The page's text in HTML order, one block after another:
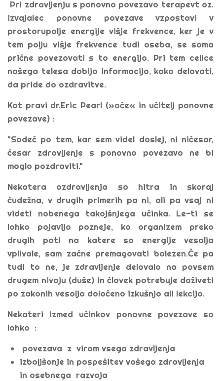
Pri zdravljenju s ponovno povezavo terapevt oz.
izvajalec ponovne povezave vzpostavi v
prostorupolje energije višje frekvence, ker je v
tem polju višje frekvence tudi oseba, se sama
prične povezovati s to energijo. Pri tem celice
našega telesa dobijo informacijo, kako delovati,
da pride do ozdravitve.
Kot pravi dr.Eric Pearl (»oče« in učitelj ponovne
povezave) :
"Sodeč po tem, kar sem videl doslej, ni ničesar,
česar zdravljenje s ponovno povezavo ne bi
moglo pozdraviti."
Nekatera ozdravljenja so hitra in skoraj
čudežna, v drugih primerih pa ni, ali pa vsaj ni
videti nobenega takojšnjega učinka. Le-ti se
lahko pojavijo pozneje, ko organizem preko
drugih poti na katere so energije vesolja
vplivale, sam začne premagovati bolezen.Če pa
tudi to ne, je zdravljenje delovalo na povsem
drugem nivoju (duše) in človek potrebuje doživeti
po zakonih vesolja določeno izkušnjo ali lekcijo.
Nekateri izmed učinkov ponovne povezave so
lahko :
povezava z virom vsega zdravljenja
izboljšanje in pospešitev vašega zdravljenja
in osebnega razvoja